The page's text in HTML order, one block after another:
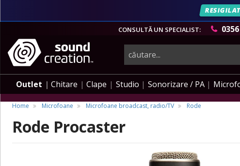
CONSULTĂ UN SPECIALIST:
instrumente
muzicale,
echipamente
pro-
Outlet Chitare Clape Studio Sonorizare / PA
Home Microfoane Microfoane broadcast, radio/TV Rode
Rode Procaster